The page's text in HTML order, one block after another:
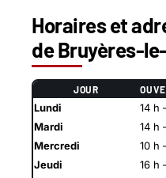
Horaires et
de Bruyères-
JOUR
Lundi
14 h
Mardi
14 h
Mercredi
10 h
Jeudi
16 h